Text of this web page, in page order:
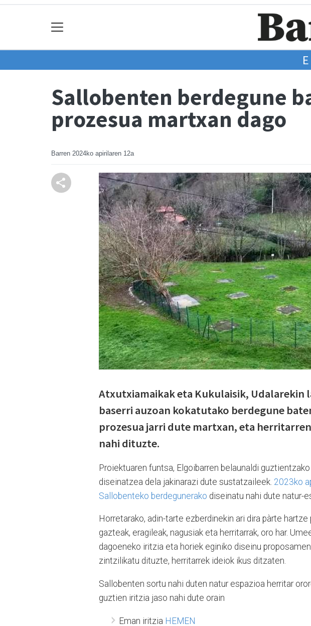
Sallobenten berdegune
prozesua martxan dago
Barren 2024ko apirilaren 12a
Atxutxiamaikak eta Kukulaisik, Udalarekin
baserri auzoan kokatutako berdegune
prozesua jarri dute martxan, eta
nahi dituzte.
Proiektuaren funtsa, Elgoibarren belaunaldi
diseinatzea dela jakinarazi dute sustatzaileek. 2023ko
Sallobenteko berdegunerako diseinatu nahi dute natur-
Horretarako, adin-tarte ezberdinekin ari dira pàrte
gazteak, eragileak, nagusiak eta herritarrak, oro har.
dagoeneko iritzia eta horiek eginiko diseinu
zintzilikatu dituzte, herritarrek ideiok ikus ditzaten.
Sallobenten sortu nahi duten natur espazioa herritar
guztien iritzia jaso nahi dute orain
Eman iritzia HEMEN